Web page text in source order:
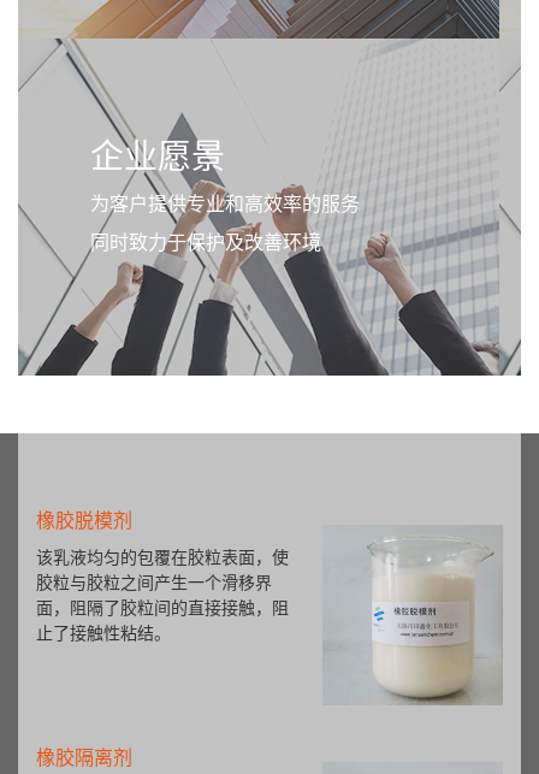
企业愿景
为客户提供专业和高效率的服务
同时致力于保护及改善环境
橡胶脱模剂
该乳液均匀的包覆在胶粒表面，使
胶粒与胶粒之间产生一个滑移界
面，阻隔了胶粒间的直接接触，阻
止了接触性粘结。
橡胶隔离剂